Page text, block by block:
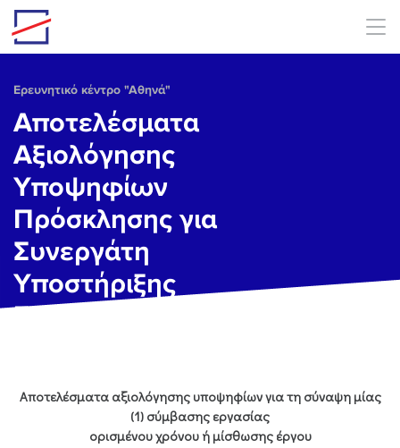
Skip to main content
Ερευνητικό κέντρο "Αθηνά"
Αποτελέσματα
Αξιολόγησης
Υποψηφίων
Πρόσκλησης για
Συνεργάτη
Υποστήριξης
Εκδηλώσεων
Αποτελέσματα αξιολόγησης υποψηφίων για τη σύναψη μίας
(1) σύμβασης εργασίας
ορισμένου χρόνου ή μίσθωσης έργου